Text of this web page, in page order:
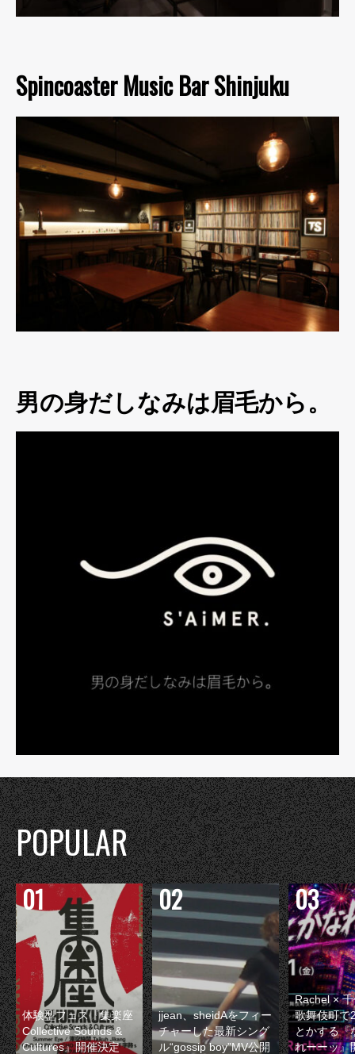
Spincoaster Music Bar Shinjuku
男の身だしなみは眉毛から。
POPULAR
体験型フェス『集楽座
Collective Sounds &
Cultures』開催決定
jjean、sheidAをフィー
チャーした最新シング
ル“gossip boy”MV公開
Rachel ×
歌舞伎町で
とかする『
れーーッ』